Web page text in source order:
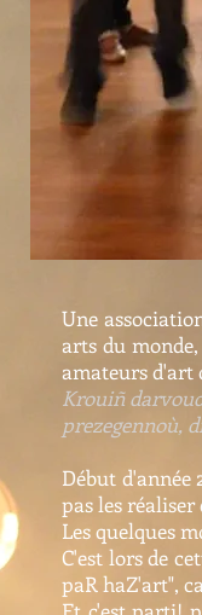
Une
arts du
amateurs d'art
Krouiñ
prezegennoù,
Début d'année
pas les réaliser
Les quelques
C'est lors de
paR haZ'art",